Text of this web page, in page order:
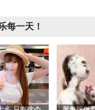
每一天！